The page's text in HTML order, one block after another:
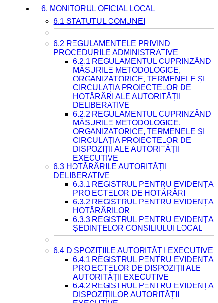
6. MONITORUL OFICIAL LOCAL
6.1 STATUTUL COMUNEI
6.2 REGULAMENTELE PRIVIND
PROCEDURILE ADMINISTRATIVE
6.2.1 REGULAMENTUL CUPRINZÂND
MĂSURILE METODOLOGICE,
ORGANIZATORICE, TERMENELE ȘI
CIRCULAȚIA PROIECTELOR DE
HOTĂRÂRI ALE AUTORITĂȚII
DELIBERATIVE
6.2.2 REGULAMENTUL CUPRINZÂND
MĂSURILE METODOLOGICE,
ORGANIZATORICE, TERMENELE ȘI
CIRCULAȚIA PROIECTELOR DE
DISPOZIȚII ALE AUTORITĂȚII
EXECUTIVE
6.3 HOTĂRÂRILE AUTORITĂȚII
DELIBERATIVE
6.3.1 REGISTRUL PENTRU EVIDENȚA
PROIECTELOR DE HOTĂRÂRI
6.3.2 REGISTRUL PENTRU EVIDENȚA
HOTĂRÂRILOR
6.3.3 REGISTRUL PENTRU EVIDENȚA
ȘEDINȚELOR CONSILIULUI LOCAL
6.4 DISPOZIȚIILE AUTORITĂȚII EXECUTIVE
6.4.1 REGISTRUL PENTRU EVIDENȚA
PROIECTELOR DE DISPOZIȚII ALE
AUTORITĂȚII EXECUTIVE
6.4.2 REGISTRUL PENTRU EVIDENȚA
DISPOZIȚIILOR AUTORITĂȚII